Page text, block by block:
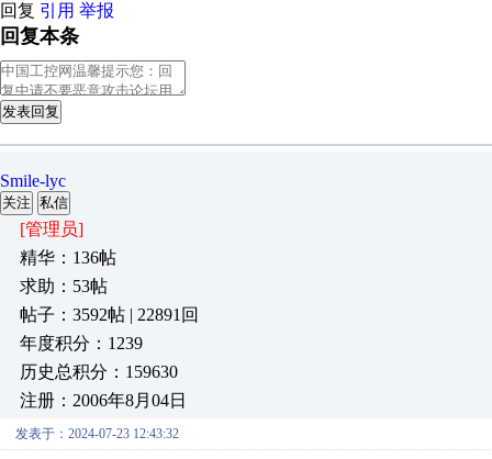
回复 引用 举报
回复本条
发表回复
Smile-lyc
关注 私信
[管理员]
精华：136帖
求助：53帖
帖子：3592帖 | 22891回
年度积分：1239
历史总积分：159630
注册：2006年8月04日
发表于：2024-07-23 12:43:32